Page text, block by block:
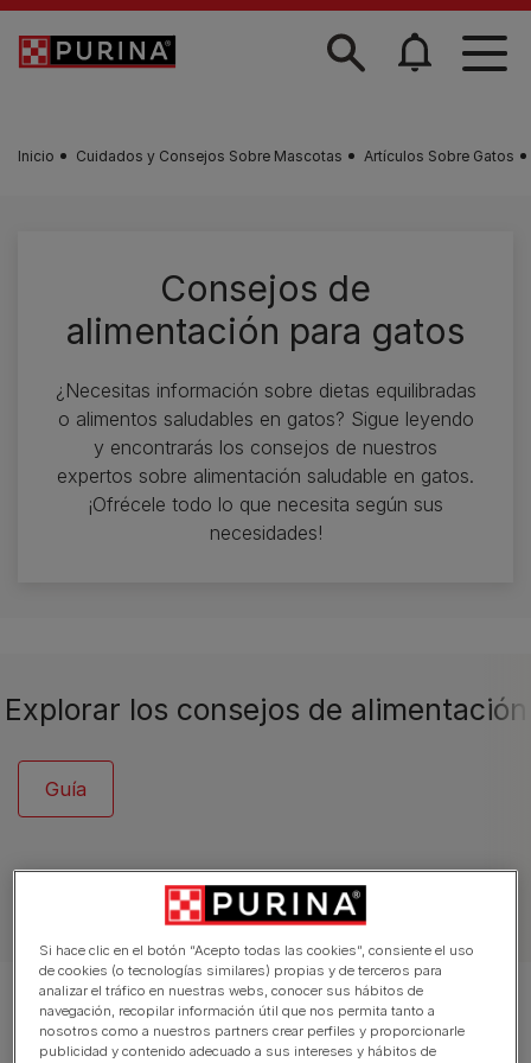
Skip to main content
Inicio Cuidados y Consejos Sobre Mascotas Artículos Sobre Gatos
Consejos de
alimentación para gatos
¿Necesitas información sobre dietas equilibradas
o alimentos saludables en gatos? Sigue leyendo
y encontrarás los consejos de nuestros
expertos sobre alimentación saludable en gatos.
¡Ofrécele todo lo que necesita según sus
necesidades!
Explorar los consejos de alimentación
Guía
Artículos sobre gatos
Mostrando 12 de 27 artículos
Si hace clic en el botón “Acepto todas las cookies”, consiente el uso
de cookies (o tecnologías similares) propias y de terceros para
analizar el tráfico en nuestras webs, conocer sus hábitos de
navegación, recopilar información útil que nos permita tanto a
nosotros como a nuestros partners crear perfiles y proporcionarle
publicidad y contenido adecuado a sus intereses y hábitos de